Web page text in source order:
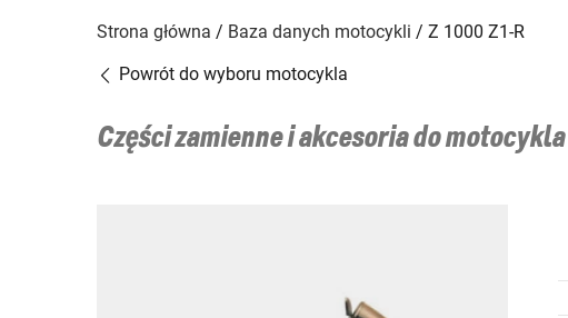
Strona główna Baza danych motocykli
Z 1000 Z1-R
Powrót do wyboru motocykla
Części zamienne i akcesoria do motocykla